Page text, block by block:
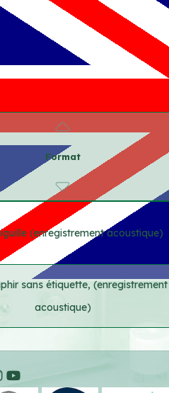
Format
(enregistrement acoustique)
sans étiquette, (enregistrement
acoustique)